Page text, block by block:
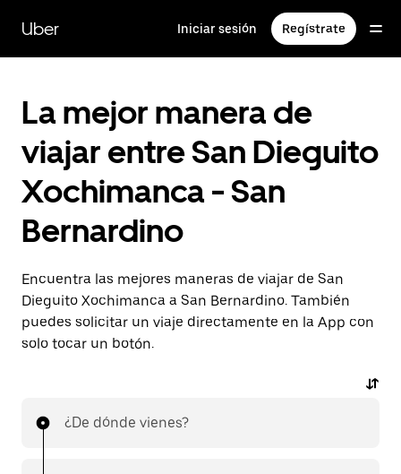
contenido
principal
Uber Iniciar sesión Regístrate
La mejor manera de
viajar entre San Dieguito
Xochimanca - San
Bernardino
Encuentra las mejores maneras de viajar de San
Dieguito Xochimanca a San Bernardino. También
puedes solicitar un viaje directamente en la App con
solo tocar un botón.
¿De dónde vienes?